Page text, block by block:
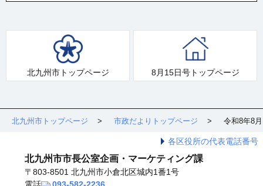
北九州市トップページ 8月15日号トップページ
北九州市トップページ 市政だよりトップページ 令和8年8
各区役所の代表電話番号
北九州市市長公室企画・マーケティング課
〒803-8501 北九州市小倉北区城内1番1号